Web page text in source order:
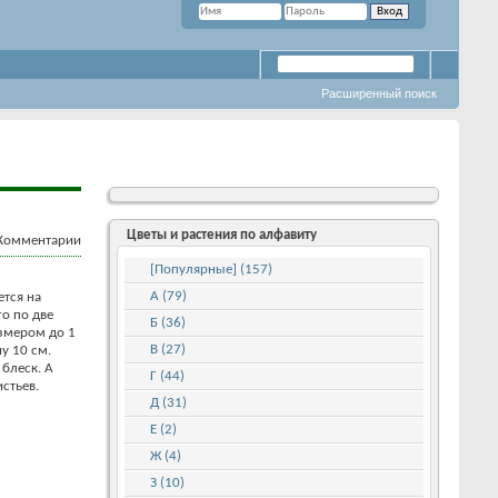
Расширенный поиск
на
по две
до 1
10 см.
А
Цветы и растения по алфавиту
[Популярные] (157)
А (79)
Б (36)
В (27)
Г (44)
Д (31)
Е (2)
Ж (4)
З (10)